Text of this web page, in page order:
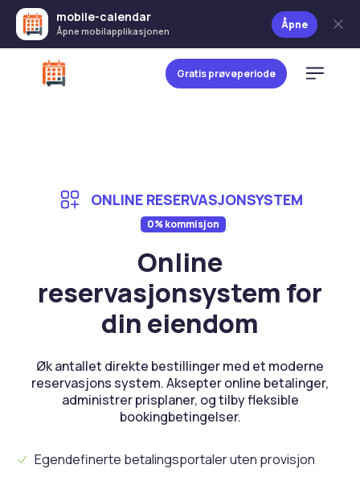
mobile-calendar
Åpne mobilapplikasjonen Åpne
Gratis prøveperiode
ONLINE RESERVASJONSYSTEM
0% kommisjon
Online
reservasjonsystem for
din eiendom
Øk antallet direkte bestillinger med et moderne
reservasjons system. Aksepter online betalinger,
administrer prisplaner, og tilby fleksible
bookingbetingelser.
Egendefinerte betalingsportaler uten provisjon